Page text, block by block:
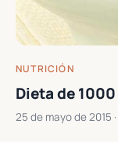
NUTRICIÓN
Dieta de
25 de mayo de 2015